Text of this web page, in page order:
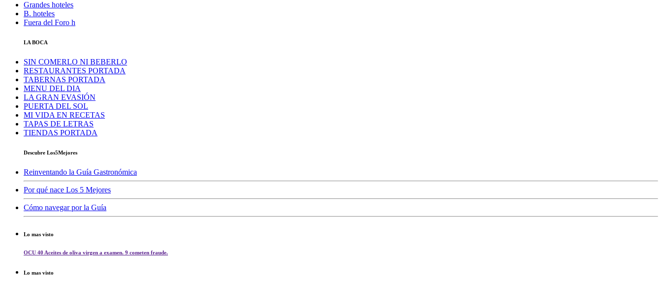
Grandes hoteles
B. hoteles
Fuera del Foro h
LA BOCA
SIN COMERLO NI BEBERLO
RESTAURANTES PORTADA
TABERNAS PORTADA
MENU DEL DIA
LA GRAN EVASIÓN
PUERTA DEL SOL
MI VIDA EN RECETAS
TAPAS DE LETRAS
TIENDAS PORTADA
Descubre Los5Mejores
Reinventando la Guía Gastronómica
Por qué nace Los 5 Mejores
Cómo navegar por la Guía
Lo mas visto
OCU 40 Aceites de oliva virgen a examen. 9 cometen fraude.
Lo mas visto